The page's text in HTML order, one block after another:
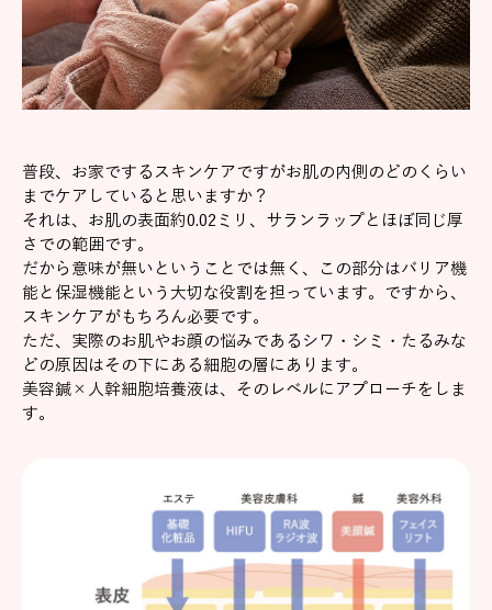
普段、お家でするスキンケアですがお肌の内側のどのくらい
までケアしていると思いますか？
それは、お肌の表面約0.02ミリ、サランラップとほぼ同じ厚
さでの範囲です。
だから意味が無いということでは無く、この部分はバリア機
能と保湿機能という大切な役割を担っています。ですから、
スキンケアがもちろん必要です。
ただ、実際のお肌やお顔の悩みであるシワ・シミ・たるみな
どの原因はその下にある細胞の層にあります。
美容鍼×人幹細胞培養液は、そのレベルにアプローチをしま
す。